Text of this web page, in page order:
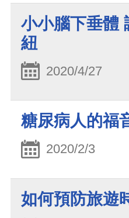
小小腦下垂體
紐
2020/4/27
糖尿病人的福
2020/2/3
如何預防旅遊